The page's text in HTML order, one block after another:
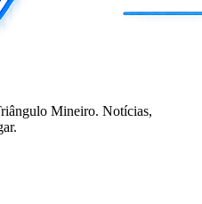
Mineiro. Notícias,